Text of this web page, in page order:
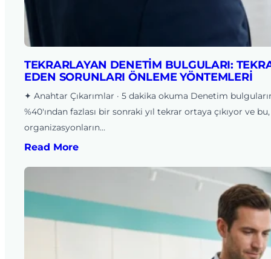
TEKRARLAYAN DENETIM BULGULARI:
EDEN SORUNLARI ÖNLEME YÖNTEMLERI
✦ Anahtar Çıkarımlar · 5 dakika okuma Denetim
%40'ından fazlası bir sonraki yıl tekrar ortaya çıkıyor ve bu,
organizasyonların…
Read More